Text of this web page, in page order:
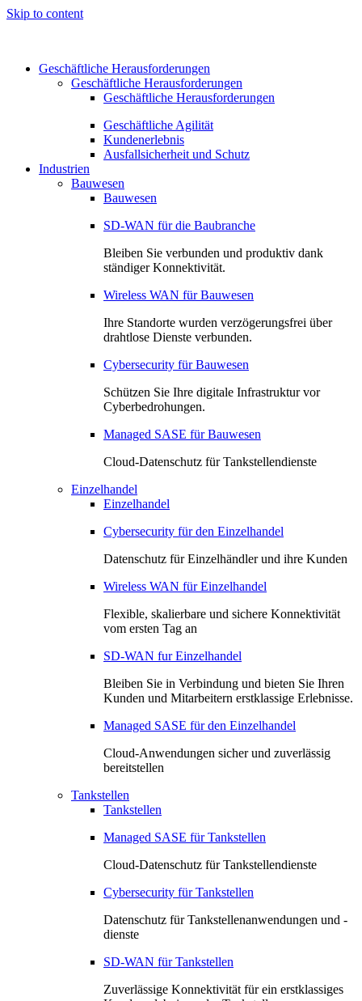
Skip to content
Geschäftliche Herausforderungen
Geschäftliche Herausforderungen
Geschäftliche Herausforderungen
Geschäftliche Agilität
Kundenerlebnis
Ausfallsicherheit und Schutz
Industrien
Bauwesen
Bauwesen
SD-WAN für die Baubranche
Bleiben Sie verbunden und produktiv dank
ständiger Konnektivität.
Wireless WAN für Bauwesen
Ihre Standorte wurden verzögerungsfrei über
drahtlose Dienste verbunden.
Cybersecurity für Bauwesen
Schützen Sie Ihre digitale Infrastruktur vor
Cyberbedrohungen.
Managed SASE für Bauwesen
Cloud-Datenschutz für Tankstellendienste
Einzelhandel
Einzelhandel
Cybersecurity für den Einzelhandel
Datenschutz für Einzelhändler und ihre Kunden
Wireless WAN für Einzelhandel
Flexible, skalierbare und sichere Konnektivität
vom ersten Tag an
SD-WAN fur Einzelhandel
Bleiben Sie in Verbindung und bieten Sie Ihren
Kunden und Mitarbeitern erstklassige Erlebnisse.
Managed SASE für den Einzelhandel
Cloud-Anwendungen sicher und zuverlässig
bereitstellen
Tankstellen
Tankstellen
Managed SASE für Tankstellen
Cloud-Datenschutz für Tankstellendienste
Cybersecurity für Tankstellen
Datenschutz für Tankstellenanwendungen und -
dienste
SD-WAN für Tankstellen
Zuverlässige Konnektivität für ein erstklassiges